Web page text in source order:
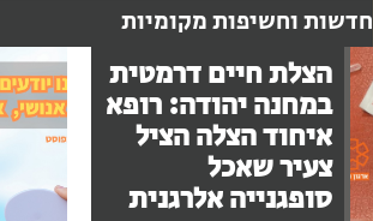
חדשות וחשיפות מקומיות
הצלת חיים דרמטית
במחנה יהודה: רופא
איחוד הצלה הציל
צעיר שאכל
סופגנייה אלרגנית